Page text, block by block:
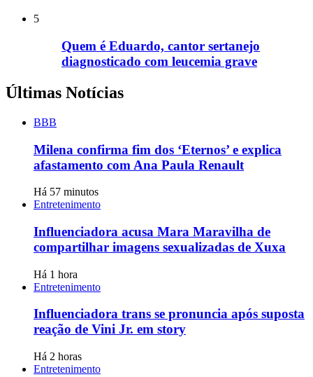
5
Quem é Eduardo, cantor sertanejo
diagnosticado com leucemia grave
Últimas Notícias
BBB
Milena confirma fim dos ‘Eternos’ e explica
afastamento com Ana Paula Renault
Há 57 minutos
Entretenimento
Influenciadora acusa Mara Maravilha de
compartilhar imagens sexualizadas de Xuxa
Há 1 hora
Entretenimento
Influenciadora trans se pronuncia após suposta
reação de Vini Jr. em story
Há 2 horas
Entretenimento